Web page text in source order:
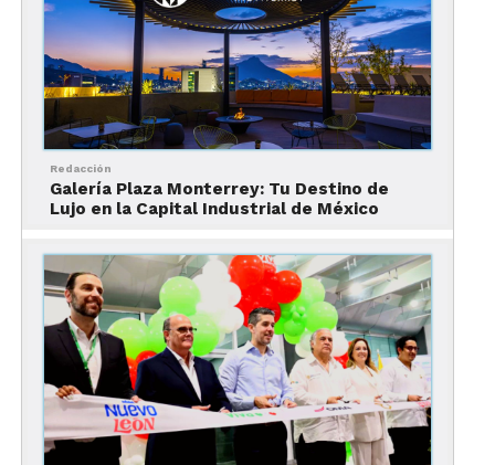
Turístico de Nuevo León, cayó en un 65% en los
últimos nueve meses del año.
Redacción
Galería Plaza Monterrey: Tu Destino de
Lujo en la Capital Industrial de México